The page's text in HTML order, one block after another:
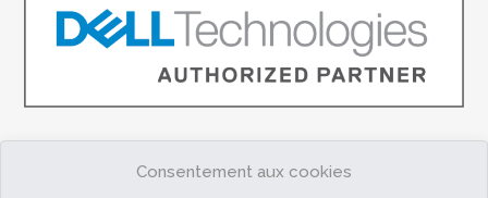
Consentement aux cookies
Laisser Un Commentaire